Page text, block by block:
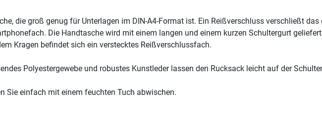
die groß genug für Unterlagen im DIN-A4-Format ist. Ein Reißverschluss verschließt
Die Handtasche wird mit einem langen und einem kurzen Schultergurt
Kragen befindet sich ein verstecktes Reißverschlussfach.
Polyestergewebe und robustes Kunstleder lassen den Rucksack leicht auf der
Sie einfach mit einem feuchten Tuch abwischen.